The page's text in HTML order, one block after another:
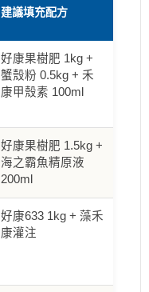
建議填充配方
好康果樹肥 1kg +
蟹殼粉 0.5kg + 禾
康甲殼素 100ml
好康果樹肥 1.5kg +
海之霸魚精原液
200ml
好康633 1kg + 藻禾
康灌注